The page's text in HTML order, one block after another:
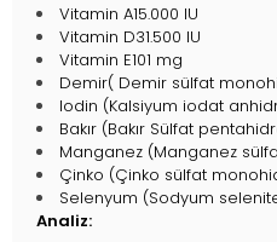
Vitamin A15.000 IU
Vitamin D31.500 IU
Vitamin E101 mg
Demir( Demir sülfat
Iodin (Kalsiyum iodat
Bakır (Bakır Sülfat
Manganez (Manganez
Çinko (Çinko sülfat
Selenyum (Sodyum
Analiz: